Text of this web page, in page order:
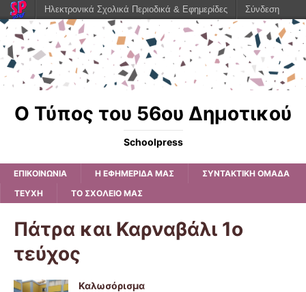
Ο Τύπος του 56ου Δημοτικού
Schoolpress
ΕΠΙΚΟΙΝΩΝΙΑ Η ΕΦΗΜΕΡΊΔΑ ΜΑΣ
ΣΥΝΤΑΚΤΙΚΗ ΟΜΑΔΑ
ΤΕΥΧΗ
ΤΟ ΣΧΟΛΕΙΟ ΜΑΣ
Πάτρα και Καρναβάλι 1ο
τεύχος
Καλωσόρισμα
Ηλεκτρονικά Σχολικά Περιοδικά & Εφημερίδες Σύνδεση